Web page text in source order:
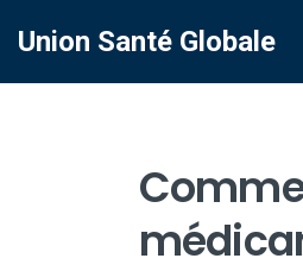
Union Santé Globale